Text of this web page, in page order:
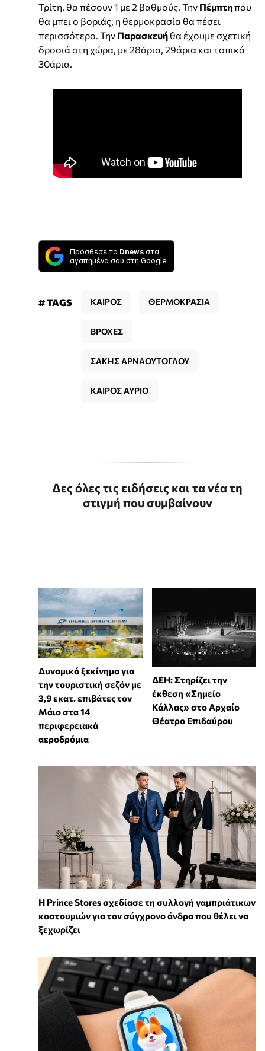
Τρίτη, θα πέσουν 1 με 2 βαθμούς. Την Πέμπτηπου
θα μπει ο βοριάς, η θερμοκρασία θα πέσει
περισσότερο. Την Παρασκευήθα έχουμε σχετική
δροσιά στη χώρα, με 28άρια, 29άρια και τοπικά
30άρια.
Πρόσθεσε το Dnews στα
αγαπημένα σου στη Google
# TAGS ΚΑΙΡΟΣ ΘΕΡΜΟΚΡΑΣΙΑ
ΒΡΟΧΕΣ
ΣΑΚΗΣ ΑΡΝΑΟΥΤΟΓΛΟΥ
ΚΑΙΡΟΣ ΑΥΡΙΟ
Δες όλες τις ειδήσεις και τα νέα τη
στιγμή που συμβαίνουν
Δυναμικό ξεκίνημα για
την τουριστική σεζόν με
3,9 εκατ. επιβάτες τον
Μάιο στα 14
περιφερειακά
αεροδρόμια
ΔΕΗ: Στηρίζει την
έκθεση «Σημείο
Κάλλας» στο Αρχαίο
Θέατρο Επιδαύρου
Η Prince Stores σχεδίασε τη συλλογή γαμπριάτικων
κοστουμιών για τον σύγχρονο άνδρα που θέλει να
ξεχωρίζει